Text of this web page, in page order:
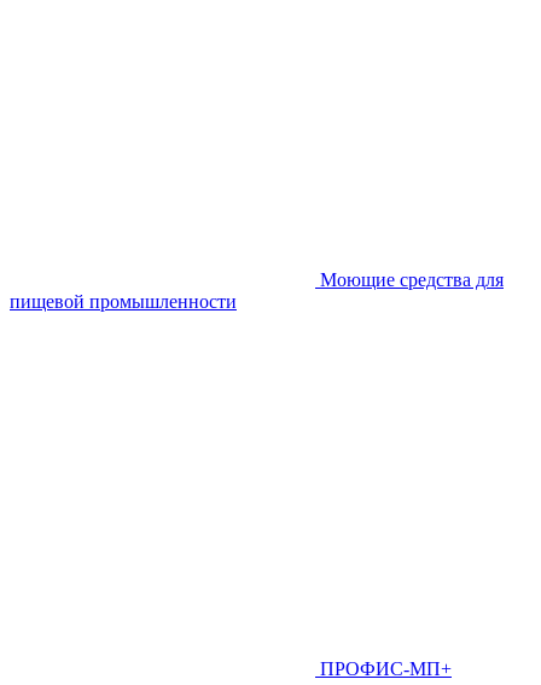
Моющие средства для
пищевой промышленности
ПРОФИС-МП+